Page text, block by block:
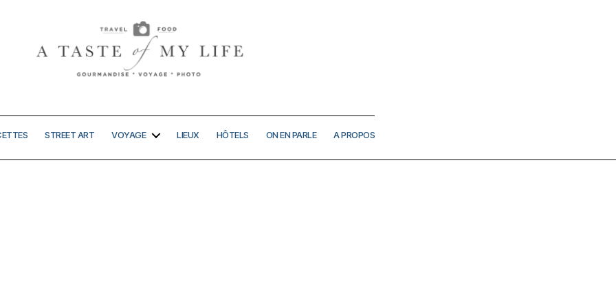
of
mySTREET ART VOYAGE LIEUX HÔTELS ON EN PARLE A PROPOS